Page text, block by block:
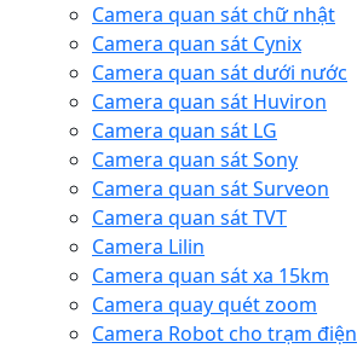
Camera quan sát chữ nhật
Camera quan sát Cynix
Camera quan sát dưới nước
Camera quan sát Huviron
Camera quan sát LG
Camera quan sát Sony
Camera quan sát Surveon
Camera quan sát TVT
Camera Lilin
Camera quan sát xa 15km
Camera quay quét zoom
Camera Robot cho trạm điện